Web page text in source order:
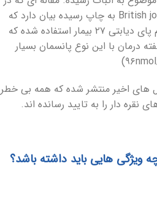
سال ۲۰۰۴ در British journal of nursing به چاپ رسیده بیان دارد که
بیاتین نقره دار برای درمان زخم پای دیابتی ۲۷ بیمار استفاده شده که
نقره موجود در طول ۶ هفته درمان با این نوع پانسمان بسیار
های اخیر منتشر شده که همه بی ‏خطر
نقره دار را به تایید رسانده ‏اند.
ویژگی هایی باید داشته باشد؟